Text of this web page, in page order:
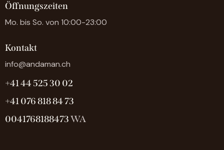
Öffnungszeiten
Mo. bis So. von 10:00-23:00
Kontakt
info@andaman.ch
+41 44 525 30 02
+41 076 818 84 73
0041768188473WA